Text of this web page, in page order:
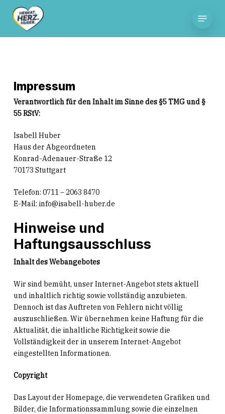
content
Impressum
Verantwortlich für den Inhalt im Sinne des §5 TMG und §
55 RStV:
Isabell Huber
Haus der Abgeordneten
Konrad-Adenauer-Straße 12
70173 Stuttgart
Telefon: 0711 – 2063 8470
E-Mail: info@isabell-huber.de
Hinweise und
Haftungsausschluss
Inhalt des Webangebotes
Wir sind bemüht, unser Internet-Angebot stets aktuell
und inhaltlich richtig sowie vollständig anzubieten.
Dennoch ist das Auftreten von Fehlern nicht völlig
auszuschließen. Wir übernehmen keine Haftung für die
Aktualität, die inhaltliche Richtigkeit sowie die
Vollständigkeit der in unserem Internet-Angebot
eingestellten Informationen.
Copyright
Das Layout der Homepage, die verwendeten Grafiken und
Bilder, die Informationssammlung sowie die einzelnen